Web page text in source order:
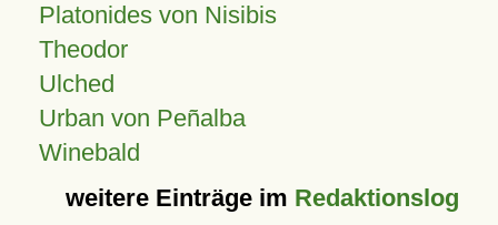
Platonides von Nisibis
Theodor
Ulched
Urban von Peñalba
Winebald
weitere Einträge im Redaktionslog